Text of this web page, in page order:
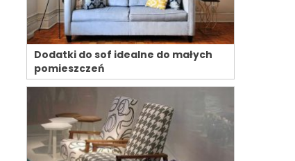
Dodatki do sof idealne do małych
pomieszczeń